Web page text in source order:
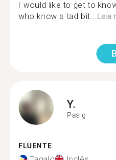
I would like to get to
who know a tad bit...Leia
Y.
Pasig
FLUENTE